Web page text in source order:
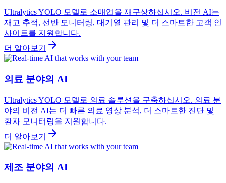
Ultralytics YOLO 모델로 소매업을 재구상하십시오. 비전 AI는
재고 추적, 선반 모니터링, 대기열 관리 및 더 스마트한 고객 인
사이트를 지원합니다.
더 알아보기
의료 분야의 AI
Ultralytics YOLO 모델로 의료 솔루션을 구축하십시오. 의료 분
야의 비전 AI는 더 빠른 의료 영상 분석, 더 스마트한 진단 및
환자 모니터링을 지원합니다.
더 알아보기
제조 분야의 AI